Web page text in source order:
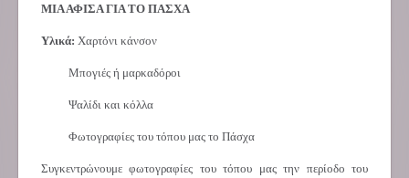
ΜΙΑ ΑΦΙΣΑ ΓΙΑ ΤΟ ΠΑΣΧΑ
Υλικά: Χαρτόνι κάνσον
Μπογιές ή μαρκαδόροι
Ψαλίδι και κόλλα
Φωτογραφίες του τόπου μας το Πάσχα
Συγκεντρώνουμε φωτογραφίες του τόπου μας την περίοδο του